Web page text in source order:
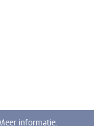
informatie.